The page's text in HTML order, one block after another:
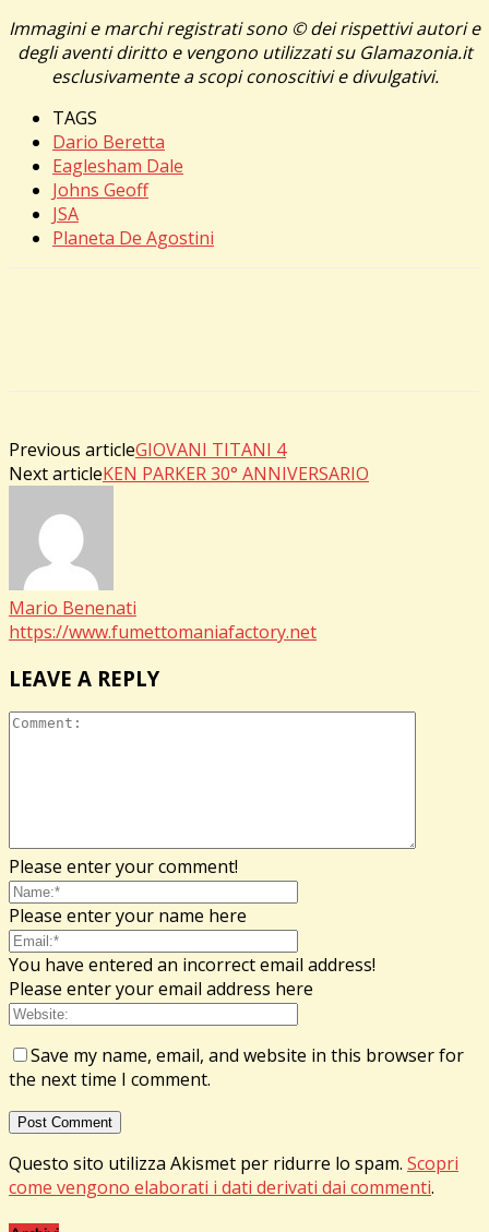
Immagini e marchi registrati sono © dei rispettivi autori e
degli aventi diritto e vengono utilizzati su Glamazonia.it
esclusivamente a scopi conoscitivi e divulgativi.
TAGS
Dario Beretta
Eaglesham Dale
Johns Geoff
JSA
Planeta De Agostini
Previous articleGIOVANI TITANI 4
Next articleKEN PARKER 30° ANNIVERSARIO
Mario Benenati
https://www.fumettomaniafactory.net
LEAVE A REPLY
Please enter your comment!
Please enter your name here
You have entered an incorrect email address!
Please enter your email address here
Save my name, email, and website in this browser for
the next time I comment.
Questo sito utilizza Akismet per ridurre lo spam. Scopri
come vengono elaborati i dati derivati dai commenti.